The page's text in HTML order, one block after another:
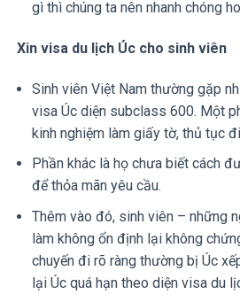
gì thì chúng ta nên nhanh chóng
Xin visa du lịch Úc cho sinh viên
Sinh viên Việt Nam thường gặp
visa Úc diện subclass 600. Một
kinh nghiệm làm giấy tờ, thủ tục
Phần khác là họ chưa biết cách
để thỏa mãn yêu cầu.
Thêm vào đó, sinh viên – những
làm không ổn định lại không
chuyến đi rõ ràng thường bị Úc
lại Úc quá hạn theo diện visa du